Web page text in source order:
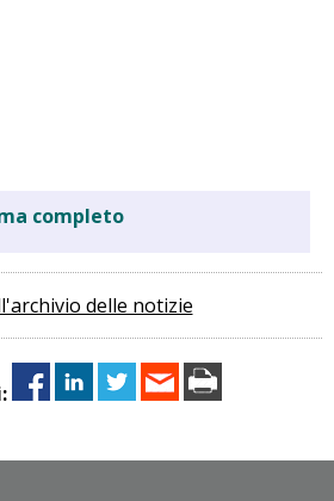
completo
delle notizie